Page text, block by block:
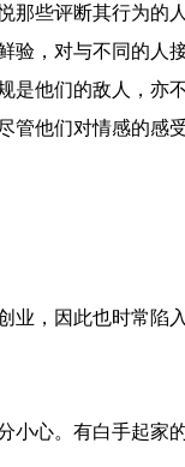
那些评断其行为的
验，对与不同的人
是他们的敌人，亦
管他们对情感的感受
业，因此也时常陷
小心。有白手起家的